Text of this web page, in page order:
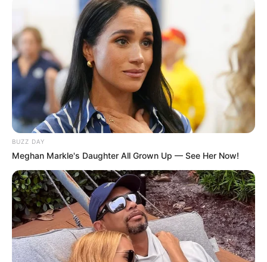
BUZZ DAY
Meghan Markle's Daughter All Grown Up — See Her Now!